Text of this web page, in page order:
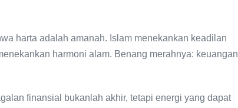
harta adalah amanah. Islam menekankan keadilan
harmoni alam. Benang merahnya: keuangan
finansial bukanlah akhir, tetapi energi yang dapat